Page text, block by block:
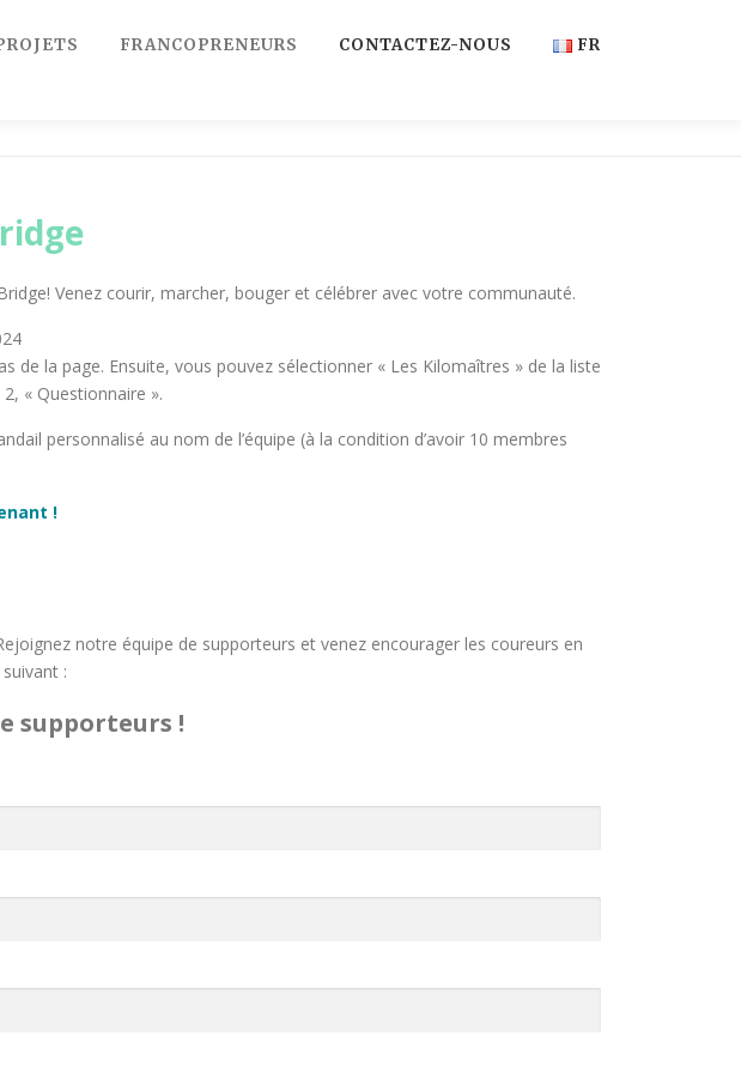
FRANCOPRENEURS CONTACTEZ-NOUS FR
Venez courir, marcher, bouger et célébrer avec votre communauté.
de la page. Ensuite, vous pouvez sélectionner « Les Kilomaîtres » de la liste
« Questionnaire ».
personnalisé au nom de l’équipe (à la condition d’avoir 10 membres
!
notre équipe de supporteurs et venez encourager les coureurs en
:
supporteurs !